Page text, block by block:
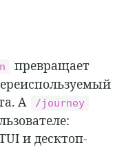
превращает
А
/journey
и десктоп-